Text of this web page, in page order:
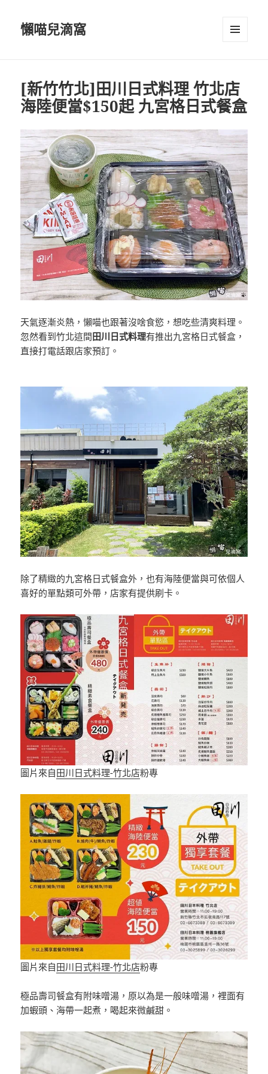
懶喵兒滴窩
[新竹竹北]田川日式料理 竹北店
海陸便當$150起 九宮格日式餐盒
天氣逐漸炎熱，懶喵也跟著沒啥食慾，想吃些清爽料理。
忽然看到竹北這間田川日式料理有推出九宮格日式餐盒，
直接打電話跟店家預訂。
除了精緻的九宮格日式餐盒外，也有海陸便當與可依個人
喜好的單點類可外帶，店家有提供刷卡。
圖片來自田川日式料理-竹北店粉專
圖片來自田川日式料理-竹北店粉專
極品壽司餐盒有附味噌湯，原以為是一般味噌湯，裡面有
加蝦頭、海帶一起煮，喝起來微鹹甜。